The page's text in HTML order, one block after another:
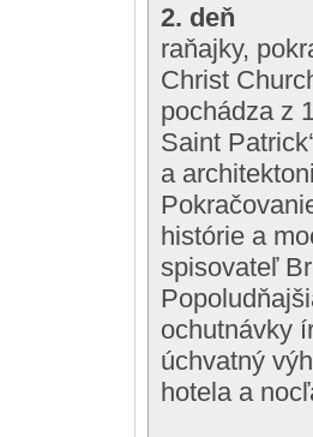
2. deň
raňajky,
Christ
pochádza z
Saint
a
histórie a
spisovateľ
ochutnávky
úchvatný
hotela a